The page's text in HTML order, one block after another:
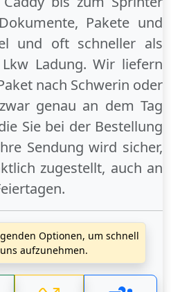
Pakete und
und oft schneller als
Ladung. Wir liefern
nach Schwerin oder
genau an dem Tag
Sie bei der Bestellung
Sendung wird sicher,
zugestellt, auch an
.
Optionen, um schnell
aufzunehmen.